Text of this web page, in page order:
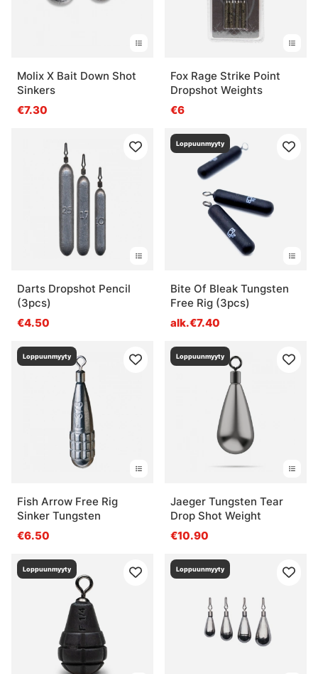
Molix X Bait Down Shot
Sinkers
€7.30
Fox Rage Strike Point
Dropshot Weights
€6
Darts Dropshot Pencil
(3pcs)
€4.50
Loppuunmyyty
Bite Of Bleak Tungsten
Free Rig (3pcs)
alk.€7.40
Loppuunmyyty
Fish Arrow Free Rig
Sinker Tungsten
€6.50
Loppuunmyyty
Jaeger Tungsten Tear
Drop Shot Weight
€10.90
Loppuunmyyty Loppuunmyyty